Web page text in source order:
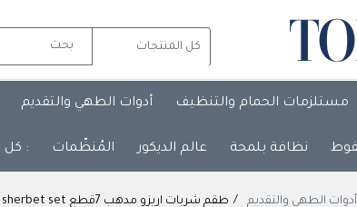
مستلزمات الحمام والتنظيف أدوات الطهي والتقديم
نظافة بلمحة عالم الديكور المُنظّمات : كل
أدوات الطهي والتقديم طقم شربات اريزو مدهب 7قطع Arizo 7-piece gold-plated sherbet set